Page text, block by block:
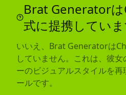
Brat Generatorは
式に提携してい
いいえ、Brat Generatorは
していません。これは、彼
ーのビジュアルスタイルを
ールです。